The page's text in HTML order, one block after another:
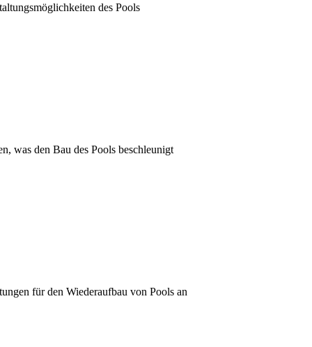
des Pools
was den Bau des Pools beschleunigt
für den Wiederaufbau von Pools an